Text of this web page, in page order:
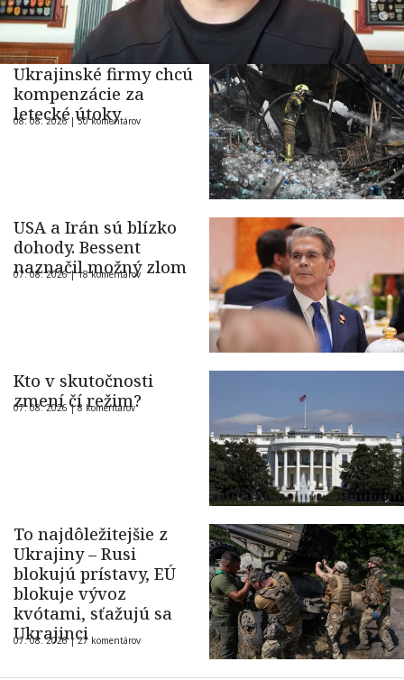
Ukrajinské firmy chcú
kompenzácie za
letecké útoky
08. 08. 2026 |50 komentárov
USA a Irán sú blízko
dohody. Bessent
naznačil možný zlom
07. 08. 2026 |18 komentárov
Kto v skutočnosti
zmení čí režim?
07. 08. 2026 |8 komentárov
To najdôležitejšie z
Ukrajiny – Rusi
blokujú prístavy, EÚ
blokuje vývoz
kvótami, sťažujú sa
Ukrajinci
07. 08. 2026 |27 komentárov